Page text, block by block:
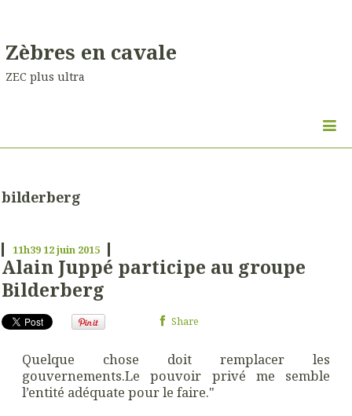
Zèbres en cavale
ZEC plus ultra
bilderberg
11h3912juin 2015
Alain Juppé participe au groupe
Bilderberg
Share
Quelque chose doit remplacer les
gouvernements.Le pouvoir privé me semble
l’entité adéquate pour le faire."